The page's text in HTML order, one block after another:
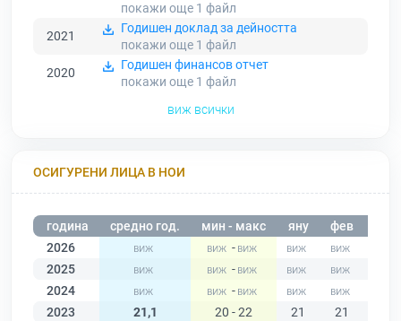
покажи още 1 файл
2021
Годишен доклад за дейността
покажи още 1 файл
2020
Годишен финансов отчет
покажи още 1 файл
виж всички
ОСИГУРЕНИ ЛИЦА В НОИ
година средно год. мин - макс яну фев
2026
-
2025
-
2024
-
2023
21,1 20 - 22 21 21